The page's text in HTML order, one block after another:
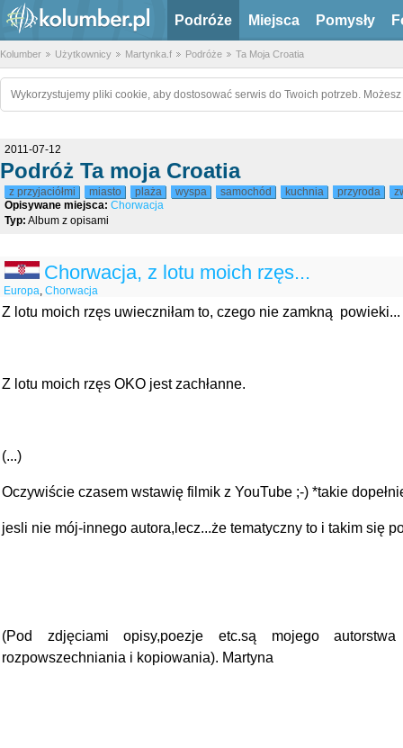
Podróże Miejsca Pomysły
Kolumber Użytkownicy Martynka.f Podróże Ta Moja Croatia
Wykorzystujemy pliki cookie, aby dostosować serwis do Twoich potrzeb.
2011-07-12
Podróż Ta moja Croatia
z przyjaciółmi miasto plaża wyspa samochód kuchnia przyroda
Opisywane miejsca: Chorwacja
Typ: Album z opisami
Chorwacja, z lotu moich rzęs...
Europa, Chorwacja
Z lotu moich rzęs uwieczniłam to, czego nie zamkną powieki...
Z lotu moich rzęs OKO jest zachłanne.
(...)
Oczywiście czasem wstawię filmik z YouTube ;-) *takie
jesli nie mój-innego autora,lecz...że tematyczny to i takim się
(Pod zdjęciami opisy,poezje etc.są mojego
rozpowszechniania i kopiowania). Martyna